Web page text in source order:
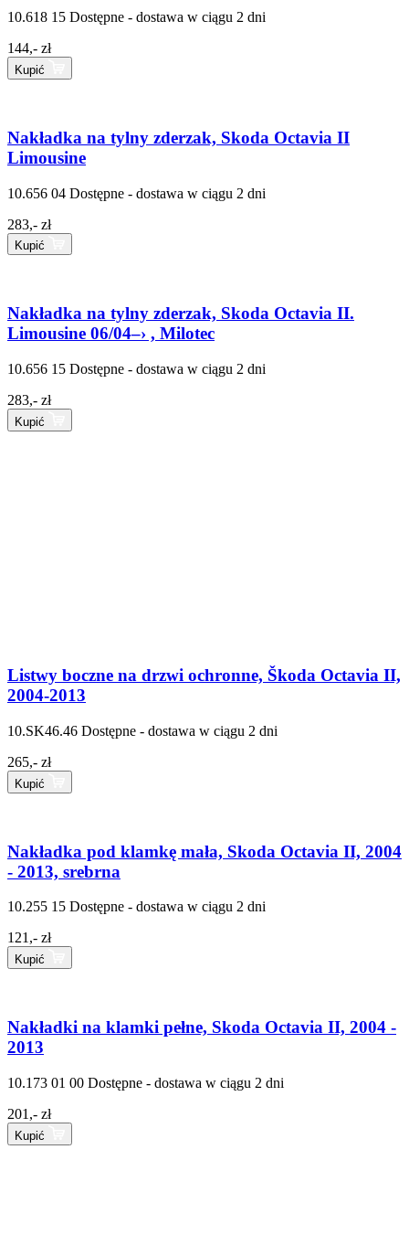
10.618 15 Dostępne - dostawa w ciągu 2 dni
144,- zł
Kupić
Nakładka na tylny zderzak, Skoda Octavia II
Limousine
10.656 04 Dostępne - dostawa w ciągu 2 dni
283,- zł
Kupić
Nakładka na tylny zderzak, Skoda Octavia II.
Limousine 06/04–› , Milotec
10.656 15 Dostępne - dostawa w ciągu 2 dni
283,- zł
Kupić
Listwy boczne na drzwi ochronne, Škoda Octavia II,
2004-2013
10.SK46.46 Dostępne - dostawa w ciągu 2 dni
265,- zł
Kupić
Nakładka pod klamkę mała, Skoda Octavia II, 2004
- 2013, srebrna
10.255 15 Dostępne - dostawa w ciągu 2 dni
121,- zł
Kupić
Nakładki na klamki pełne, Skoda Octavia II, 2004 -
2013
10.173 01 00 Dostępne - dostawa w ciągu 2 dni
201,- zł
Kupić